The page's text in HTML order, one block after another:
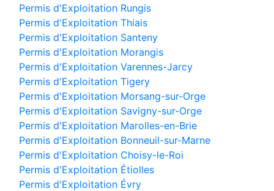
Permis d'Exploitation Rungis
Permis d'Exploitation Thiais
Permis d'Exploitation Santeny
Permis d'Exploitation Morangis
Permis d'Exploitation Varennes-Jarcy
Permis d'Exploitation Tigery
Permis d'Exploitation Morsang-sur-Orge
Permis d'Exploitation Savigny-sur-Orge
Permis d'Exploitation Marolles-en-Brie
Permis d'Exploitation Bonneuil-sur-Marne
Permis d'Exploitation Choisy-le-Roi
Permis d'Exploitation Étiolles
Permis d'Exploitation Évry